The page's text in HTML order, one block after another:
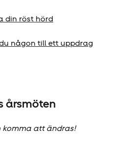
din röst hörd
någon till ett uppdrag
årsmöten
komma att ändras!